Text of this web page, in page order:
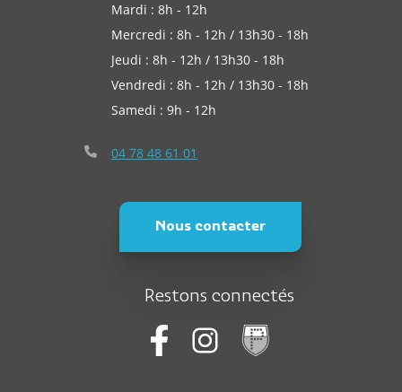
Mardi : 8h - 12h
Mercredi : 8h - 12h / 13h30 - 18h
Jeudi : 8h - 12h / 13h30 - 18h
Vendredi : 8h - 12h / 13h30 - 18h
Samedi : 9h - 12h
04 78 48 61 01
Nous contacter
Restons connectés